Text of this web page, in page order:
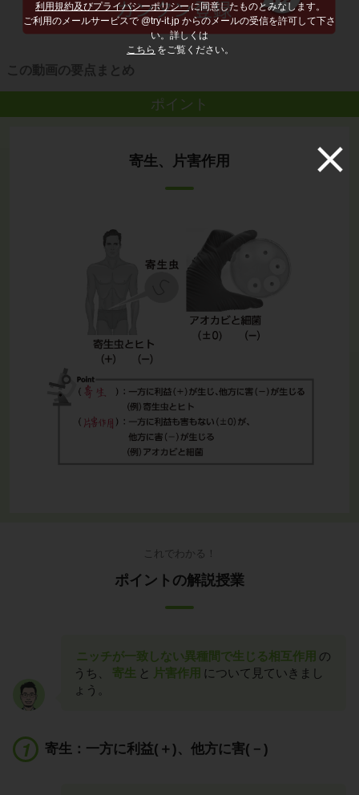
利用規約及びプライバシーポリシー に同意したものとみなします。
ご利用のメールサービスで @try-it.jp からのメールの受信を許可して下さ
い。詳しくは
こちら をご覧ください。
この動画の要点まとめ
ポイント
寄生、片害作用
これでわかる！
ポイントの解説授業
ニッチが一致しない異種間で生じる相互作用 の
うち、
寄生 と 片害作用 について見ていきまし
ょう。
寄生：一方に利益(＋)、他方に害(－)